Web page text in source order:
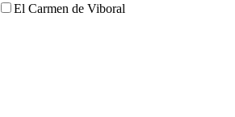
El Carmen de Viboral